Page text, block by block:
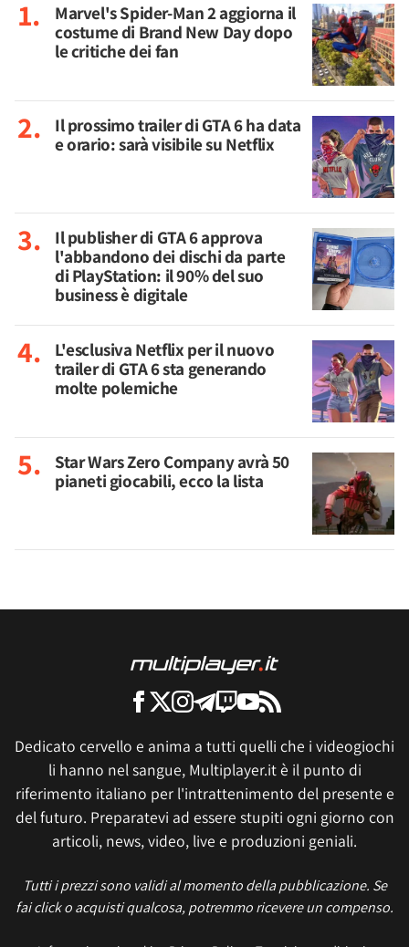
Marvel's Spider-Man 2 aggiorna il
costume di Brand New Day dopo
le critiche dei fan
Il prossimo trailer di GTA 6 ha data
e orario: sarà visibile su Netflix
Il publisher di GTA 6 approva
l'abbandono dei dischi da parte
di PlayStation: il 90% del suo
business è digitale
L'esclusiva Netflix per il nuovo
trailer di GTA 6 sta generando
molte polemiche
Star Wars Zero Company avrà 50
pianeti giocabili, ecco la lista
Dedicato cervello e anima a tutti quelli che i videogiochi
li hanno nel sangue, Multiplayer.it è il punto di
riferimento italiano per l'intrattenimento del presente e
del futuro. Preparatevi ad essere stupiti ogni giorno con
articoli, news, video, live e produzioni geniali.
Tutti i prezzi sono validi al momento della pubblicazione. Se
fai click o acquisti qualcosa, potremmo ricevere un compenso.